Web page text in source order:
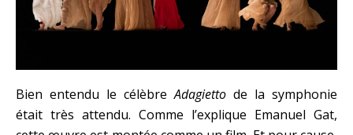
Bien entendu le célèbreAdagietto de la symphonie
était très attendu. Comme l’explique Emanuel Gat,